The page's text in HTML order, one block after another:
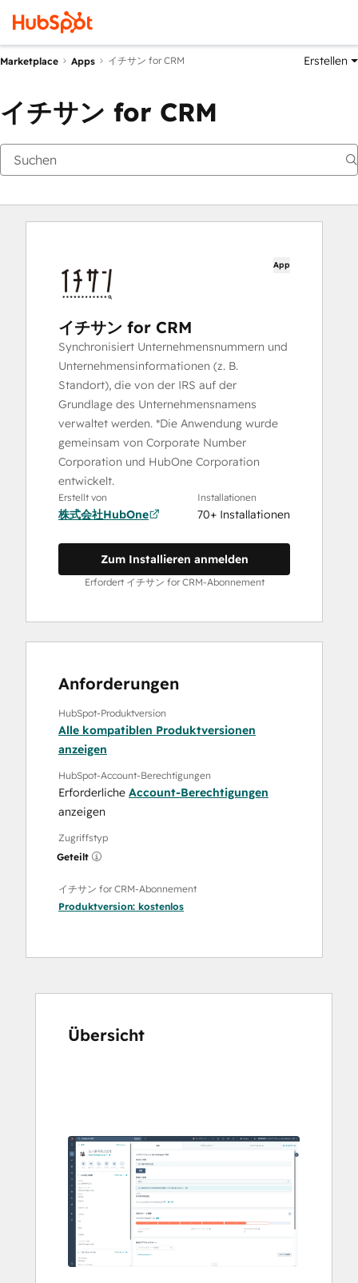
Marketplace Apps イチサン for CRM Erstellen
イチサン for CRM
App
イチサン for CRM
Synchronisiert Unternehmensnummern und
Unternehmensinformationen (z. B.
Standort), die von der IRS auf der
Grundlage des Unternehmensnamens
verwaltet werden. *Die Anwendung wurde
gemeinsam von Corporate Number
Corporation und HubOne Corporation
entwickelt.
Erstellt von
株式会社HubOne
Installationen
70+ Installationen
Zum Installieren anmelden
Erfordert イチサン for CRM-Abonnement
Anforderungen
HubSpot-Produktversion
Alle kompatiblen Produktversionen
anzeigen
HubSpot-Account-Berechtigungen
Erforderliche Account-Berechtigungen
anzeigen
Zugriffstyp
Geteilt
イチサン for CRM-Abonnement
Produktversion: kostenlos
Übersicht
um
andere
Elemente
anzuzeigen